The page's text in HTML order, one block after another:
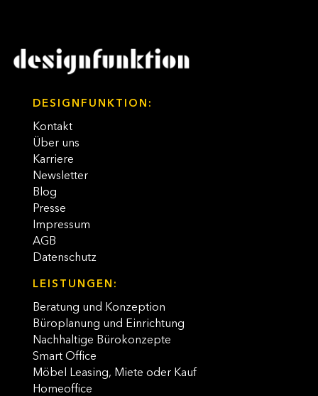
DESIGNFUNKTION:
Kontakt
Über uns
Karriere
Newsletter
Blog
Presse
Impressum
AGB
Datenschutz
LEISTUNGEN:
Beratung und Konzeption
Büroplanung und Einrichtung
Nachhaltige Bürokonzepte
Smart Office
Möbel Leasing, Miete oder Kauf
Homeoffice